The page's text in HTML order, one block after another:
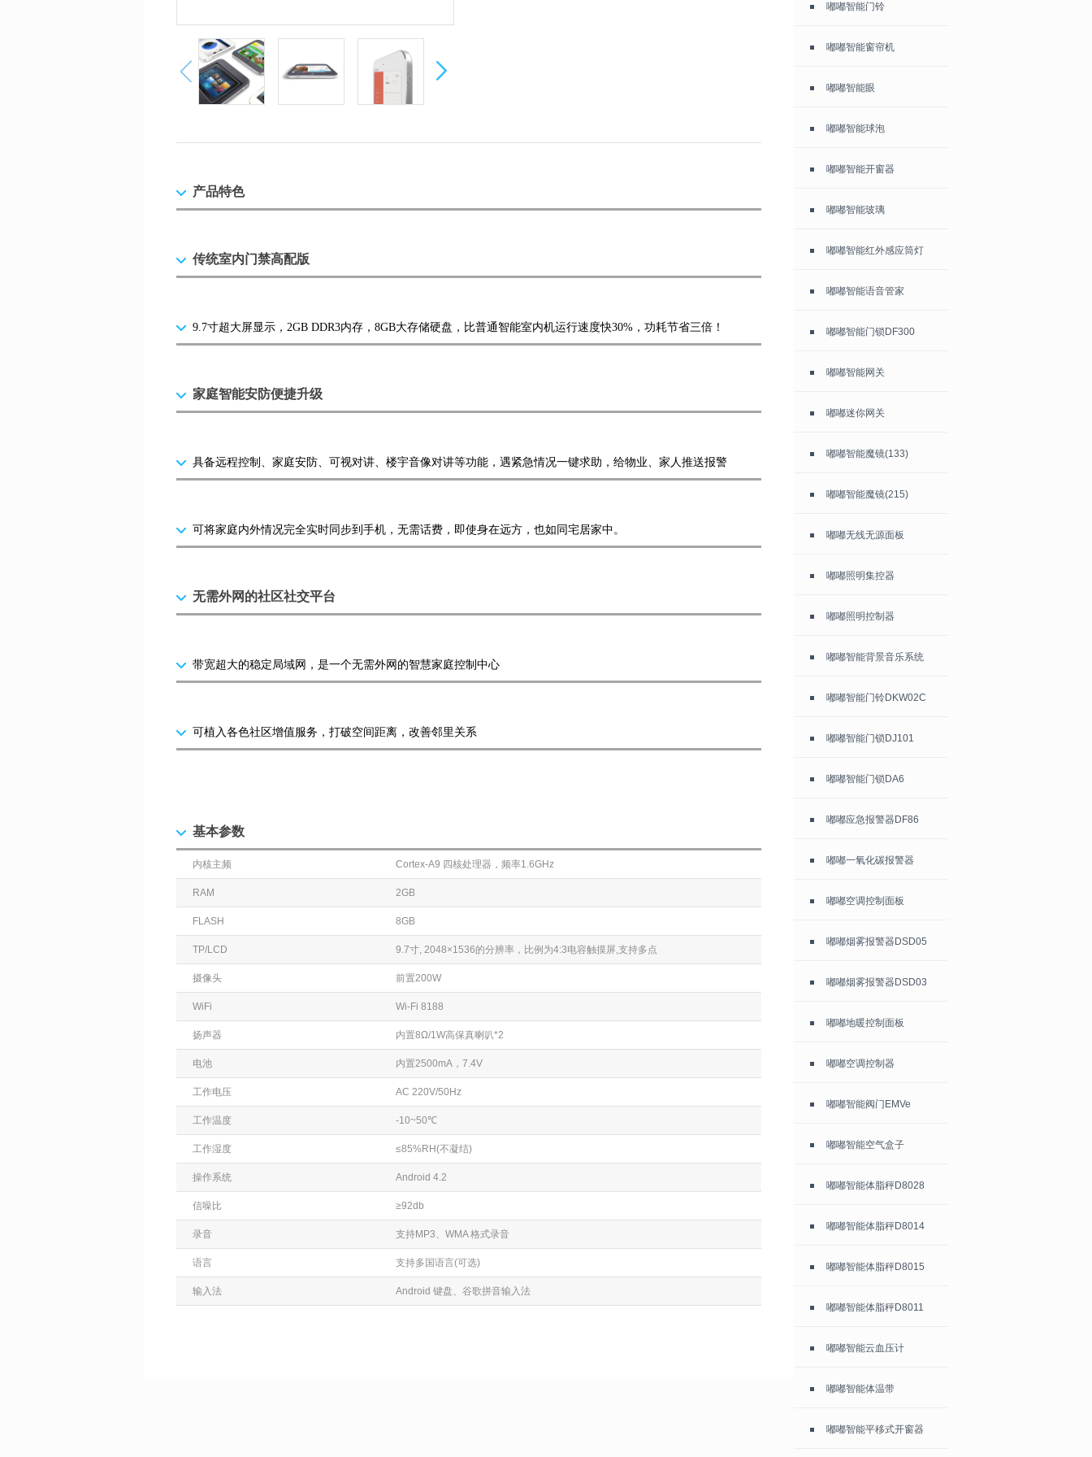
产品特色
传统室内门禁高配版
9.7寸超大屏显示，2GB DDR3内存，8GB大存储硬盘，比普通智能室内机运行速度快30%，功耗节省三倍！
家庭智能安防便捷升级
具备远程控制、家庭安防、可视对讲、楼宇音像对讲等功能，遇紧急情况一键求助，给物业、家人推送报警
可将家庭内外情况完全实时同步到手机，无需话费，即使身在远方，也如同宅居家中。
无需外网的社区社交平台
带宽超大的稳定局域网，是一个无需外网的智慧家庭控制中心
可植入各色社区增值服务，打破空间距离，改善邻里关系
基本参数
内核主频 Cortex-A9 四核处理器，频率1.6GHz
RAM 2GB
FLASH 8GB
TP/LCD 9.7寸, 2048×1536的分辨率，比例为4:3电容触摸屏,支持多点
摄像头 前置200W
WiFi Wi-Fi 8188
扬声器 内置8Ω/1W高保真喇叭*2
电池 内置2500mA，7.4V
工作电压 AC 220V/50Hz
工作温度 -10~50℃
工作湿度 ≤85%RH(不凝结)
操作系统 Android 4.2
信噪比 ≥92db
录音 支持MP3、WMA 格式录音
语言 支持多国语言(可选)
输入法 Android 键盘、谷歌拼音输入法
嘟嘟智能门铃
嘟嘟智能窗帘机
嘟嘟智能眼
嘟嘟智能球泡
嘟嘟智能开窗器
嘟嘟智能玻璃
嘟嘟智能红外感应筒灯
嘟嘟智能语音管家
嘟嘟智能门锁DF300
嘟嘟智能网关
嘟嘟迷你网关
嘟嘟智能魔镜(133)
嘟嘟智能魔镜(215)
嘟嘟无线无源面板
嘟嘟照明集控器
嘟嘟照明控制器
嘟嘟智能背景音乐系统
嘟嘟智能门铃DKW02C
嘟嘟智能门锁DJ101
嘟嘟智能门锁DA6
嘟嘟应急报警器DF86
嘟嘟一氧化碳报警器
嘟嘟空调控制面板
嘟嘟烟雾报警器DSD05
嘟嘟烟雾报警器DSD03
嘟嘟地暖控制面板
嘟嘟空调控制器
嘟嘟智能阀门EMVe
嘟嘟智能空气盒子
嘟嘟智能体脂秤D8028
嘟嘟智能体脂秤D8014
嘟嘟智能体脂秤D8015
嘟嘟智能体脂秤D8011
嘟嘟智能云血压计
嘟嘟智能体温带
嘟嘟智能平移式开窗器